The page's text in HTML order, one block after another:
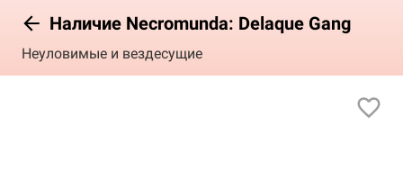
Наличие Necromunda: Delaque Gang
Неуловимые и вездесущие